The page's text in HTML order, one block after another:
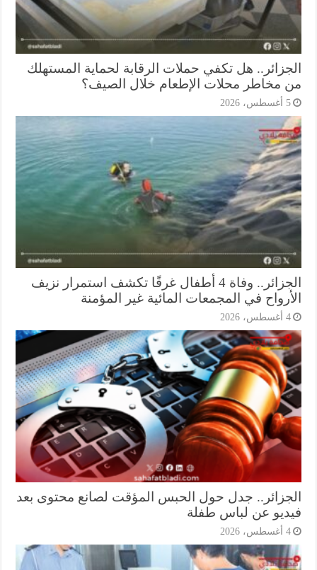
هل تكفي حملات الرقابة لحماية المستهلك
مخاطر محلات الإطعام خلال الصيف؟
الجزائر.. وفاة 4 أطفال غرقًا تكشف استمرار نزيف
في المجمعات المائية غير المؤمنة
جدل حول الحبس المؤقت لصانع محتوى بعد
عن لباس طفلة